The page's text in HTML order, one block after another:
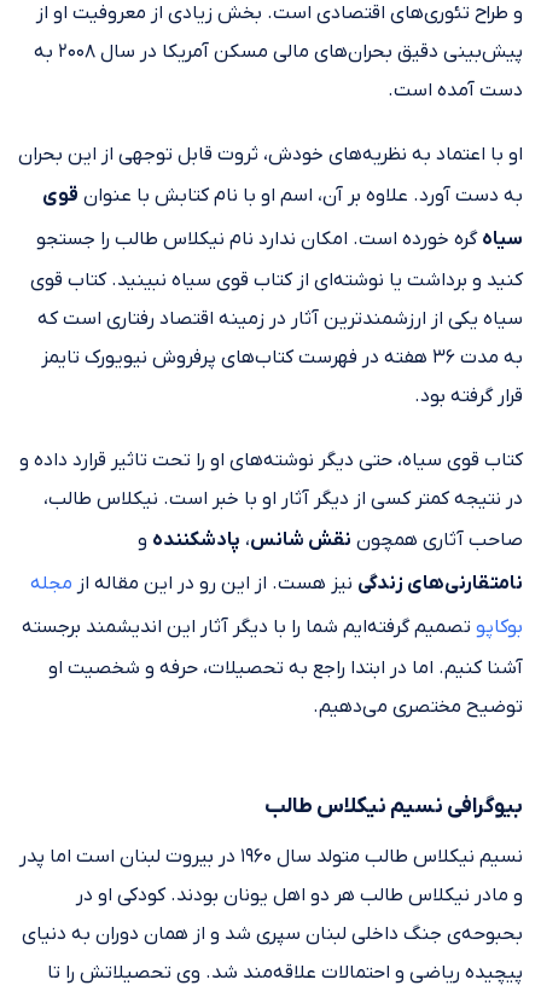
و طراح تئوری‌های اقتصادی است. بخش زیادی از معروفیت او از
پیش‌بینی دقیق بحران‌های مالی مسکن آمریکا در سال ۲۰۰۸ به
دست آمده است.
او با اعتماد به نظریه‌های خودش، ثروت قابل توجهی از این بحران
به دست آورد. علاوه بر آن، اسم او با نام کتابش با عنوان قوی
سیاه گره خورده است. امکان ندارد نام نیکلاس طالب را جستجو
کنید و برداشت یا نوشته‌ای از کتاب قوی سیاه نبینید. کتاب قوی
سیاه یکی از ارزشمندترین آثار در زمینه اقتصاد رفتاری است که
به مدت ۳۶ هفته در فهرست کتاب‌های پرفروش نیویورک تایمز
قرار گرفته بود.
کتاب قوی سیاه، حتی دیگر نوشته‌های او را تحت تاثیر قرارد داده و
در نتیجه کمتر کسی از دیگر آثار او با خبر است. نیکلاس طالب،
صاحب آثاری همچون نقش شانس، پادشکننده و
نامتقارنی‌های زندگی نیز هست. از این رو در این مقاله از مجله
بوکاپو تصمیم گرفته‌ایم شما را با دیگر آثار این اندیشمند برجسته
آشنا کنیم. اما در ابتدا راجع به تحصیلات، حرفه و شخصیت او
توضیح مختصری می‌دهیم.
بیوگرافی نسیم نیکلاس طالب
نسیم نیکلاس طالب متولد سال ۱۹۶۰ در بیروت لبنان است اما پدر
و مادر نیکلاس طالب هر دو اهل یونان بودند. کودکی او در
بحبوحه‌ی جنگ داخلی لبنان سپری شد و از همان دوران به دنیای
پیچیده ریاضی و احتمالات علاقه‌مند شد. وی تحصیلاتش را تا